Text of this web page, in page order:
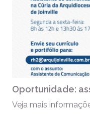
Oportunidade:
Veja mais